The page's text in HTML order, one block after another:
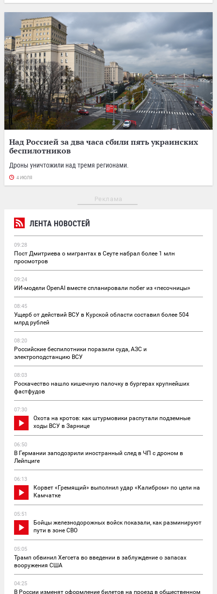
Над Россией за два часа сбили пять украинских
беспилотников
Дроны уничтожили над тремя регионами.
4 ИЮЛЯ
Реклама
ЛЕНТА НОВОСТЕЙ
09:28
Пост Дмитриева о мигрантах в Сеуте набрал более 1 млн
просмотров
09:24
ИИ-модели OpenAI вместе спланировали побег из «песочницы»
08:45
Ущерб от действий ВСУ в Курской области составил более 504
млрд рублей
08:20
Российские беспилотники поразили суда, АЗС и
электроподстанцию ВСУ
08:03
Роскачество нашло кишечную палочку в бургерах крупнейших
фастфудов
07:30
Охота на кротов: как штурмовики распутали подземные
ходы ВСУ в Зарнице
06:50
В Германии заподозрили иностранный след в ЧП с дроном в
Лейпциге
06:13
Корвет «Гремящий» выполнил удар «Калибром» по цели на
Камчатке
05:51
Бойцы железнодорожных войск показали, как разминируют
пути в зоне СВО
05:05
Трамп обвинил Хегсета во введении в заблуждение о запасах
вооружения США
04:25
В России изменят оформление билетов на проезд в общественном